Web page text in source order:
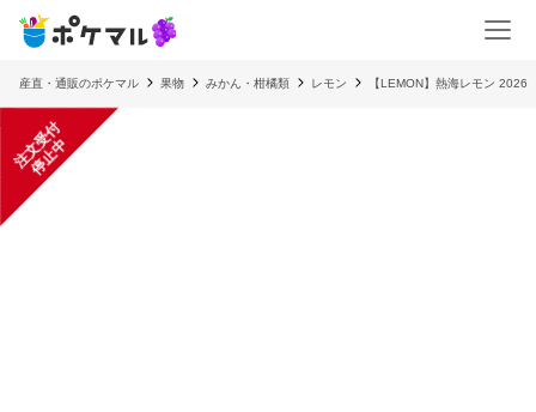
産直・通販のポケマル 果物 みかん・柑橘類 レモン 【LEMON】熱海レモン 2026
注
文
受
付
停
止
中